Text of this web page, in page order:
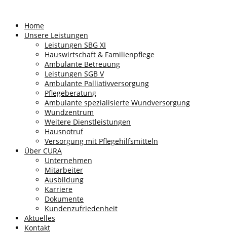
Home
Unsere Leistungen
Leistungen SBG XI
Hauswirtschaft & Familienpflege
Ambulante Betreuung
Leistungen SGB V
Ambulante Palliativversorgung
Pflegeberatung
Ambulante spezialisierte Wundversorgung
Wundzentrum
Weitere Dienstleistungen
Hausnotruf
Versorgung mit Pflegehilfsmitteln
Über CURA
Unternehmen
Mitarbeiter
Ausbildung
Karriere
Dokumente
Kundenzufriedenheit
Aktuelles
Kontakt